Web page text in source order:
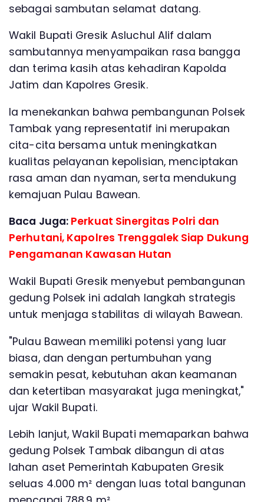
sebagai sambutan selamat datang.
Wakil Bupati Gresik Asluchul Alif dalam
sambutannya menyampaikan rasa bangga
dan terima kasih atas kehadiran Kapolda
Jatim dan Kapolres Gresik.
Ia menekankan bahwa pembangunan Polsek
Tambak yang representatif ini merupakan
cita-cita bersama untuk meningkatkan
kualitas pelayanan kepolisian, menciptakan
rasa aman dan nyaman, serta mendukung
kemajuan Pulau Bawean.
Baca Juga: Perkuat Sinergitas Polri dan
Perhutani, Kapolres Trenggalek Siap Dukung
Pengamanan Kawasan Hutan
Wakil Bupati Gresik menyebut pembangunan
gedung Polsek ini adalah langkah strategis
untuk menjaga stabilitas di wilayah Bawean.
"Pulau Bawean memiliki potensi yang luar
biasa, dan dengan pertumbuhan yang
semakin pesat, kebutuhan akan keamanan
dan ketertiban masyarakat juga meningkat,"
ujar Wakil Bupati.
Lebih lanjut, Wakil Bupati memaparkan bahwa
gedung Polsek Tambak dibangun di atas
lahan aset Pemerintah Kabupaten Gresik
seluas 4.000 m² dengan luas total bangunan